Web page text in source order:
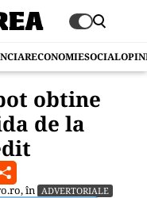
ECONOMIESOCIAL
obtine
de la
, în ADVERTORIALE